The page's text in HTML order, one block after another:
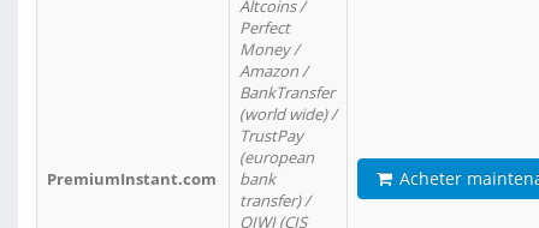
PremiumInstant.com
Altcoins /
Perfect
Money /
Amazon /
BankTransfer
(world wide) /
TrustPay
(european
bank
transfer) /
QIWI (CIS
Acheter